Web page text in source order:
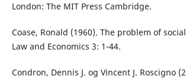
London: The MIT Press Cambridge.
Coase, Ronald (1960). The problem of
Law and Economics 3: 1-44.
Condron, Dennis J. og Vincent J. Roscigno